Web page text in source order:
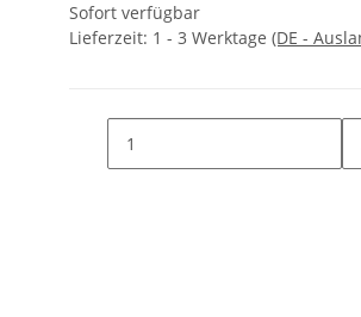
Sofort verfügbar
Lieferzeit: 1 - 3 Werktage (DE -